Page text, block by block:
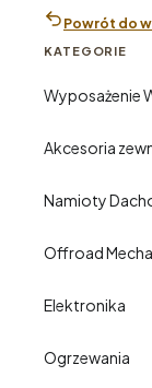
Powrót do
KATEGORIE
Wyposażenie
Akcesoria
Namioty
Offroad
Elektronika
Ogrzewania